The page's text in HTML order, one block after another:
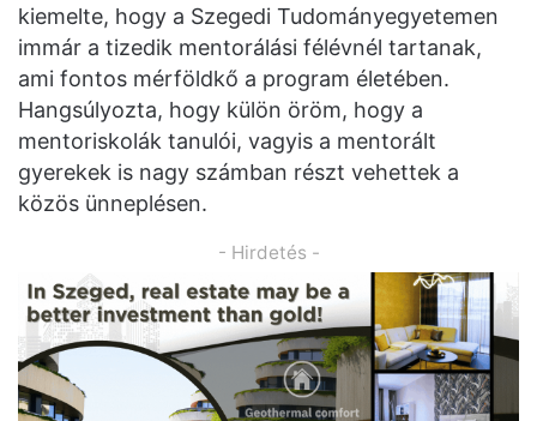
kiemelte, hogy a Szegedi Tudományegyetemen
immár a tizedik mentorálási félévnél tartanak,
ami fontos mérföldkő a program életében.
Hangsúlyozta, hogy külön öröm, hogy a
mentoriskolák tanulói, vagyis a mentorált
gyerekek is nagy számban részt vehettek a
közös ünneplésen.
- Hirdetés -